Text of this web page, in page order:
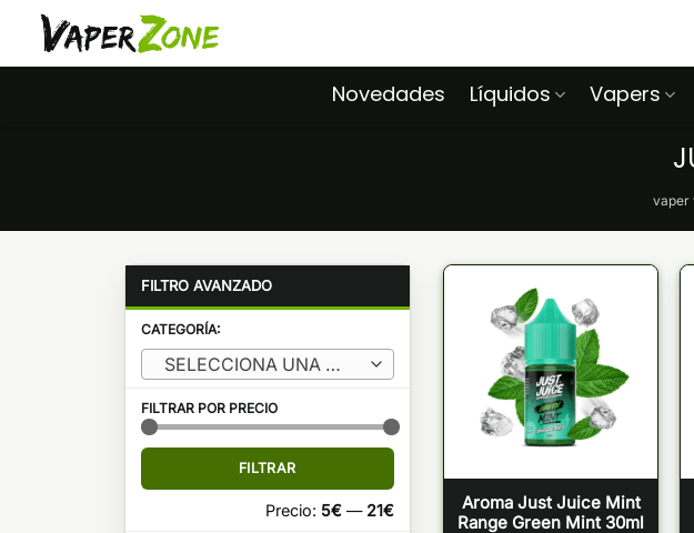
Saltar
contenido
Novedades Líquidos Vapers
vaper
CATEGORÍA:
SELECCIONA UNA CATEGORÍA
FILTRAR POR PRECIO
Precio
Precio
FILTRAR
Precio: 5€— 21€
Aroma Just Juice Mint
Range Green Mint 30ml